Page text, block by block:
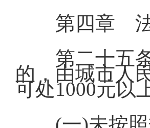
第四章
第二十五
的，由城市人
可处1000元以